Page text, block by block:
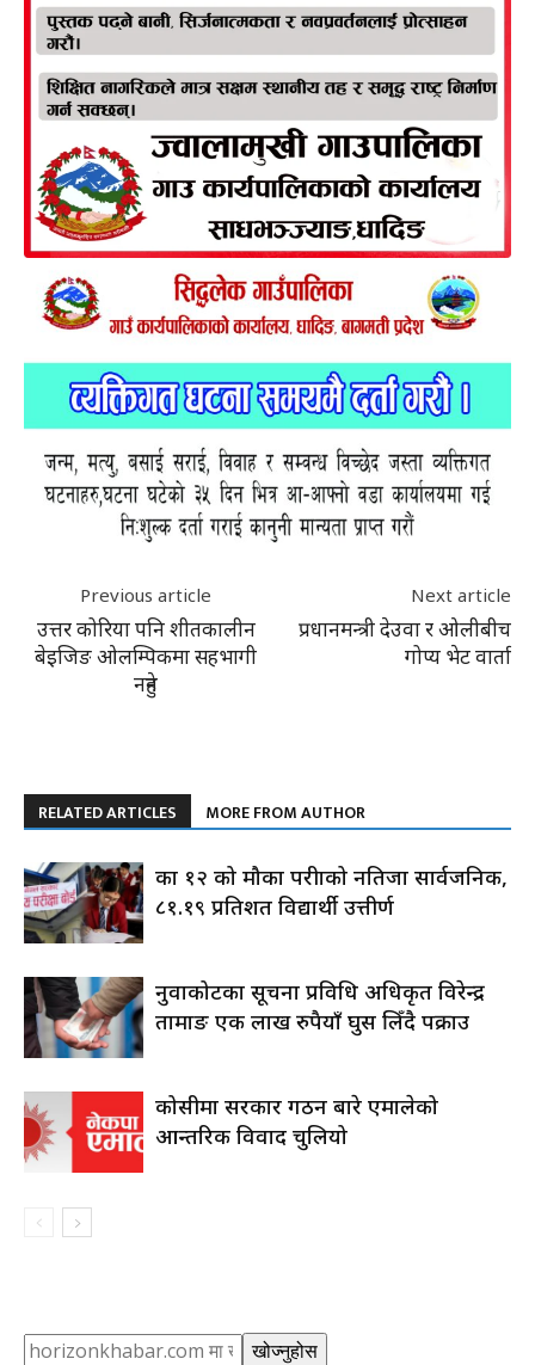
Previous article
उत्तर कोरिया पनि शीतकालीन
बेइजिङ ओलम्पिकमा सहभागी
नहुने
Next article
प्रधानमन्त्री देउवा र ओलीबीच
गोप्य भेट वार्ता
RELATED ARTICLES MORE FROM AUTHOR
कक्षा १२ को मौका परीक्षाको नतिजा सार्वजनिक,
८१.१९ प्रतिशत विद्यार्थी उत्तीर्ण
नुवाकोटका सूचना प्रविधि अधिकृत विरेन्द्र
तामाङ एक लाख रुपैयाँ घुस लिँदै पक्राउ
कोसीमा सरकार गठन बारे एमालेको
आन्तरिक विवाद चुलियो
Search खोज्नुहोस